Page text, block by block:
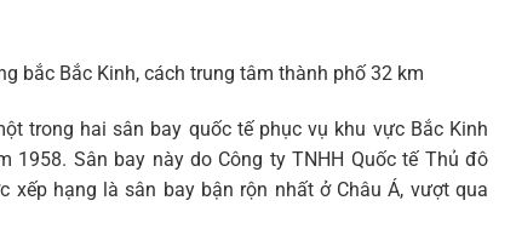
bắc Bắc Kinh, cách trung tâm thành phố 32 km
trong hai sân bay quốc tế phục vụ khu vực Bắc Kinh
1958. Sân bay này do Công ty TNHH Quốc tế Thủ đô
xếp hạng là sân bay bận rộn nhất ở Châu Á, vượt qua